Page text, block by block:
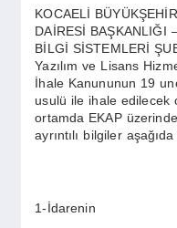
EKONOMI
DÜNYA
KOCAELİ
DAİRESİ BAŞKANLIĞI
BİLGİ SİSTEMLERİ
Yazılım ve Lisans
İhale Kanununun 19
usulü ile ihale edilecek
ortamda EKAP
ayrıntılı bilgiler
1-İdarenin